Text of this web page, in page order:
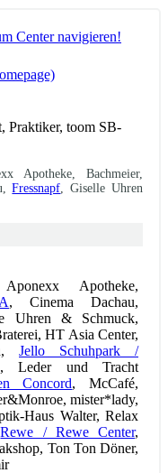
Center navigieren!
Praktiker, toom SB-
Apotheke, Bachmeier,
Fressnapf , Giselle Uhren
Apotheke,
, Cinema Dachau,
Uhren & Schmuck,
HT Asia Center,
Jello Schuhpark /
, Leder und Tracht
Concord, McCafé,
mister*lady,
Haus Walter, Relax
Rewe / Rewe Center,
Ton Ton Döner,